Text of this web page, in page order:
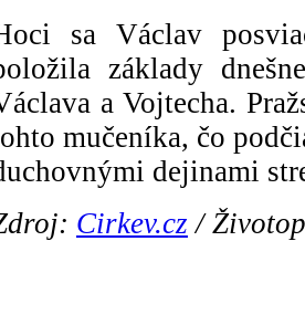
sa Václav
základy
a Vojtecha.
mučeníka, čo
dejinami
Cirkev.cz /